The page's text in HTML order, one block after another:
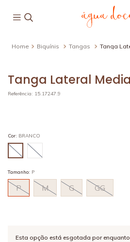
Biquínis Tangas
Tanga
Tanga Lateral
Referência: 15.17247.9
Cor: BRANCO
Tamanho: P
P M G GG
Esta opção está esgotada por